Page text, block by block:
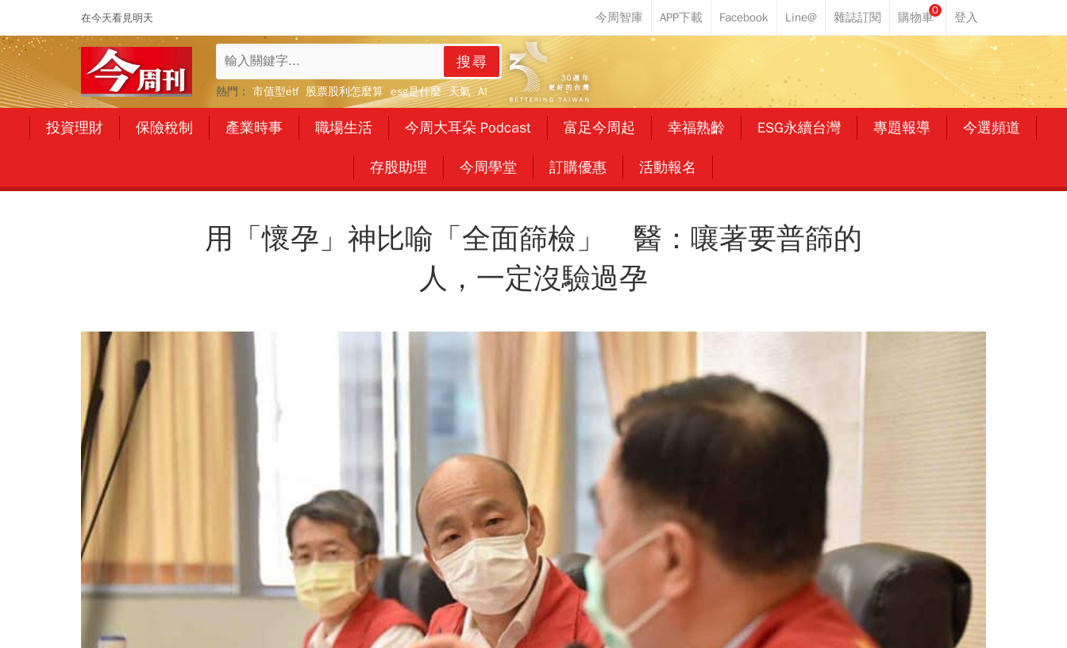
在今天看見明天
0
搜尋
熱門： 市值型etf 股票股利怎麼算 esg是什麼 天氣 AI
投資理財 保險稅制 產業時事 職場生活 今周大耳朵 Podcast 富足今周起 幸福熟齡 ESG永續台灣 專題報導 今選頻道
存股助理 今周學堂 訂購優惠 活動報名
用「懷孕」神比喻「全面篩檢」 醫：嚷著要普篩的
人，一定沒驗過孕